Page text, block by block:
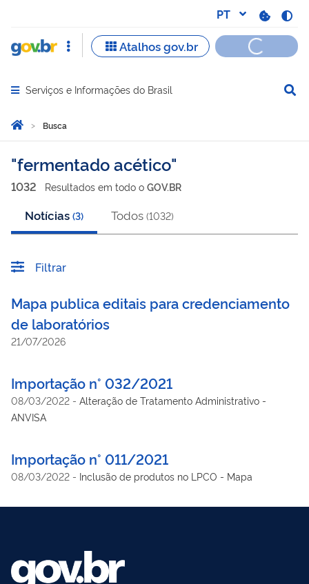
Abrir menu principal de navegação
Serviços e Informações do Brasil
Você está aqui:
Página Inicial
Busca
Busca
fermentado acético
1032 Resultados em todo o GOV.BR
Notícias (3) Todos (1032)
Filtrar
Mapa publica editais para credenciamento
de laboratórios
21/07/2026
Importação n° 032/2021
08/03/2022 - Alteração de Tratamento Administrativo -
ANVISA
Importação n° 011/2021
08/03/2022 - Inclusão de produtos no LPCO - Mapa